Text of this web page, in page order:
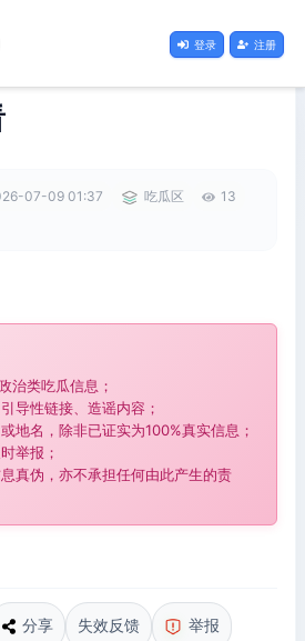
登录 注册
07-09 01:37 吃瓜区
13
治类吃瓜信息；
导性链接、造谣内容；
地名，除非已证实为100%真实信息；
举报；
真伪，亦不承担任何由此产生的责
分享 失效反馈 举报